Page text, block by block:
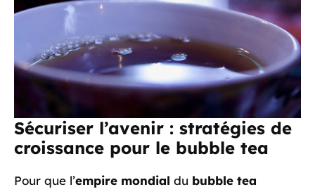
Sécuriser l’avenir : stratégies de
croissance pour le bubble tea
Pour que l’empire mondial du bubble tea